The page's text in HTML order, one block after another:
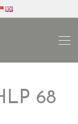
68